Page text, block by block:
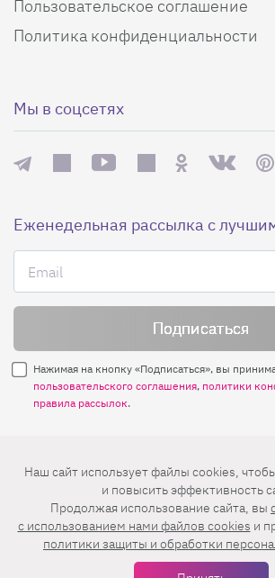
Пользовательское соглашение
Политика конфиденциальности
Мы в соцсетях
Еженедельная рассылка с
Нажимая на кнопку «Подписаться», вы
пользовательского соглашения, политики
правила рассылок.
Нашли ошибку? Выделите ее и
© 2026 АО «БКМ», ОГРН 1027739494584,
127018, Москва, ул. Полковая, д. 3, стр. 4,
16+
Дизайн сайта —Студия Евгения и
Наш сайт использует файлы cookies,
и повысить эффективность
Продолжая использование сайта, вы
c использованием нами файлов cookies и
политики защиты и обработки